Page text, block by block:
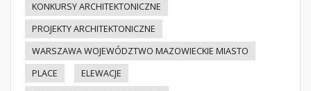
KONKURSY ARCHITEKTONICZNE
PROJEKTY ARCHITEKTONICZNE
WARSZAWA WOJEWÓDZTWO MAZOWIECKIE MIASTO
PLACE
ELEWACJE